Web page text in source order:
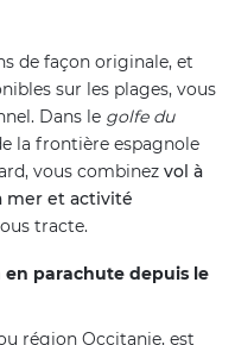
de façon originale, et
sur les plages, vous
Dans le golfe du
la frontière espagnole
vous combinez vol à
mer et activité
tracte.
parachute depuis le
région Occitanie, est